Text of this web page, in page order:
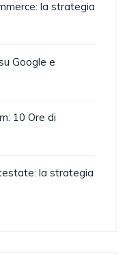
la strategia
Google e
10 Ore di
la strategia